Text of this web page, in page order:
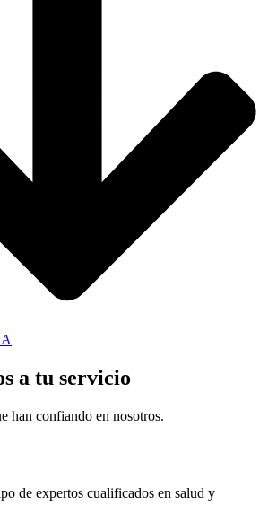
a tu servicio
han confiando en nosotros.
de expertos cualificados en salud y